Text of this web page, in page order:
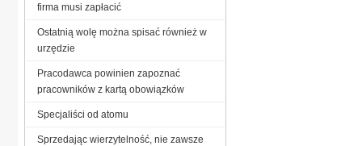
firma musi zapłacić
Ostatnią wolę można spisać również w
urzędzie
Pracodawca powinien zapoznać
pracowników z kartą obowiązków
Specjaliści od atomu
Sprzedając wierzytelność, nie zawsze